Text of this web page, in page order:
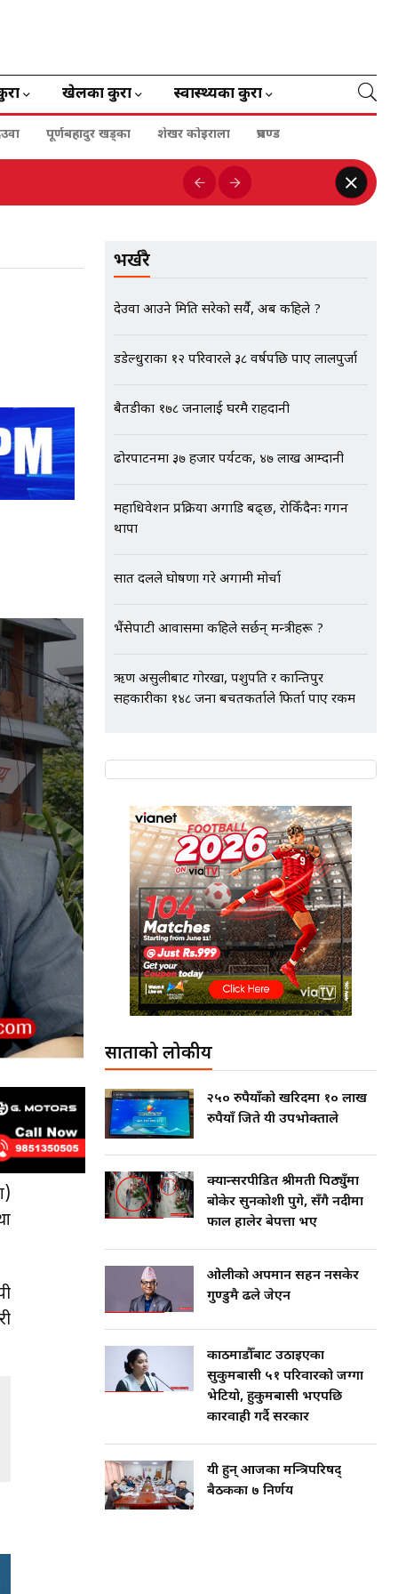
खेलका कुरा स्वास्थ्यका कुरा
पूर्णबहादुर खड्का शेखर कोइराला प्रचण्ड
भर्खरै
देउवा आउने मिति सरेको सर्यै, अब कहिले ?
डडेल्धुराका १२ परिवारले ३८ वर्षपछि पाए लालपुर्जा
बैतडीका १७८ जनालाई घरमै राहदानी
ढोरपाटनमा ३७ हजार पर्यटक, ४७ लाख आम्दानी
महाधिवेशन प्रक्रिया अगाडि बढ्छ, रोकिँदैनः गगन
थापा
सात दलले घोषणा गरे अग्रगामी मोर्चा
भैंसेपाटी आवासमा कहिले सर्छन् मन्त्रीहरू ?
ऋण असुलीबाट गोरखा, पशुपति र कान्तिपुर
सहकारीका १४८ जना बचतकर्ताले फिर्ता पाए रकम
साताको लोकप्रीय
२५० रुपैयाँको खरिदमा १० लाख
रुपैयाँ जिते यी उपभोक्ताले
क्यान्सरपीडित श्रीमती पिठ्युँमा
बोकेर सुनकोशी पुगे, सँगै नदीमा
फाल हालेर बेपत्ता भए
ओलीको अपमान सहन नसकेर
गुण्डुमै ढले जेएन
काठमाडौँबाट उठाइएका
सुकुमबासी ५१ परिवारको जग्गा
भेटियो, हुकुमबासी भएपछि
कारवाही गर्दै सरकार
यी हुन् आजका मन्त्रिपरिषद्
बैठकका ७ निर्णय